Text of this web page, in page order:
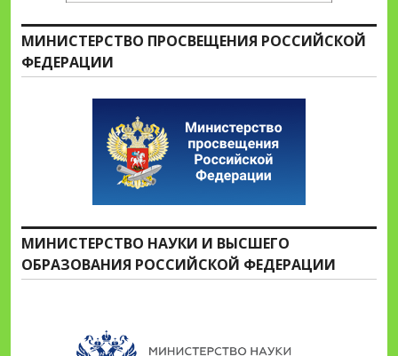
МИНИСТЕРСТВО ПРОСВЕЩЕНИЯ РОССИЙСКОЙ
ФЕДЕРАЦИИ
МИНИСТЕРСТВО НАУКИ И ВЫСШЕГО
ОБРАЗОВАНИЯ РОССИЙСКОЙ ФЕДЕРАЦИИ